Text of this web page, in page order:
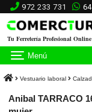
972 233 731
Tu Ferretería Profesional Online
Menú
Vestuario laboral
Anibal TARRACO